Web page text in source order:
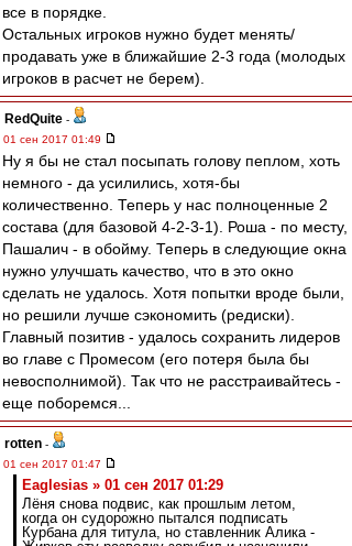
все в порядке.
Остальных игроков нужно будет менять/
продавать уже в ближайшие 2-3 года (молодых
игроков в расчет не берем).
RedQuite -
01 сен 2017 01:49
Ну я бы не стал посыпать голову пеплом, хоть
немного - да усилились, хотя-бы
количественно. Теперь у нас полноценные 2
состава (для базовой 4-2-3-1). Роша - по месту,
Пашалич - в обойму. Теперь в следующие окна
нужно улучшать качество, что в это окно
сделать не удалось. Хотя попытки вроде были,
но решили лучше сэкономить (редиски).
Главный позитив - удалось сохранить лидеров
во главе с Промесом (его потеря была бы
невосполнимой). Так что не расстраивайтесь -
еще поборемся...
rotten -
01 сен 2017 01:47
Eaglesias » 01 сен 2017 01:29
Лёня снова подвис, как прошлым летом,
когда он судорожно пытался подписать
Курбана для титула, но ставленник Алика -